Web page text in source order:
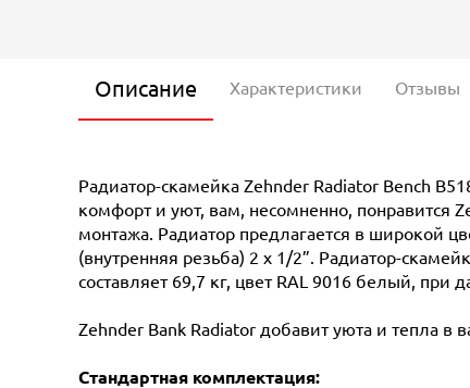
Описание Характеристики Отзывы
Радиатор-скамейка Zehnder Radiator Bench
комфорт и уют, вам, несомненно, понравится
монтажа. Радиатор предлагается в широкой
(внутренняя резьба) 2 х 1/2”. Радиатор-
составляет 69,7 кг, цвет RAL 9016 белый, при
Zehnder Bank Radiator добавит уюта и тепла в
Стандартная комплектация: